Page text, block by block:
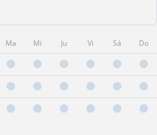
Ma Mi Ju Vi Sá Do